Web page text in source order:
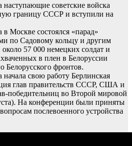
наступающие советские войска
границу СССР и вступили на
Москве состоялся «парад»
по Садовому кольцу и другим
57 000 немецких солдат и
в плен в Белоруссии
Белорусского фронтов.
свою работу Берлинская
глав правительств СССР, США и
победительниц во Второй мировой
На конференции были приняты
послевоенного устройства